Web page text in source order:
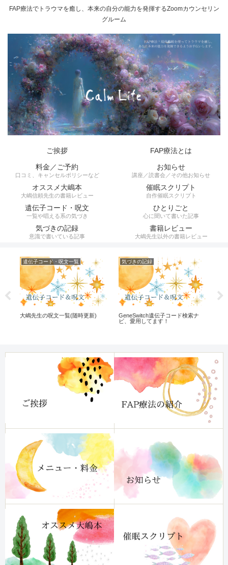
FAP療法でトラウマを癒し、本来の自分の能力を発揮するZoomカウンセリン
グルーム
ご挨拶
FAP療法とは
料金／ご予約
口コミ、キャンセルポリシーなど
お知らせ
講座／読書会／その他お知らせ
オススメ大嶋本
大嶋信頼先生の書籍レビュー
催眠スクリプト
自作催眠スクリプト
遺伝子コード・呪文
一覧や唱える系の気づき
ひとりごと
心に聞いて書いた記事
気づきの記録
意識で書いている記事
書籍レビュー
大嶋先生以外の書籍レビュー
遺伝子コード・呪文一覧
大嶋先生の呪文一覧(随時更新)
気づきの記録
GeneSwitch遺伝子コード検索ナ
ビ、愛用してます！